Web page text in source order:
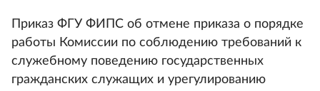
Приказ ФГУ ФИПС об отмене приказа о порядке
работы Комиссии по соблюдению требований к
служебному поведению государственных
гражданских служащих и урегулированию